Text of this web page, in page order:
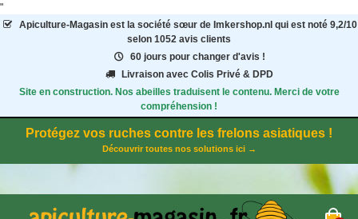
"
Apiculture-Magasinest la société sœur de Imkershop.nl qui est noté 9,2/10
selon 1052 avis clients
60 jours pour changer d'avis !
Livraison avec Colis Privé & DPD
Site en construction. Nos abeilles traduisent le contenu. Merci de votre
compréhension !
Protégez vos ruches contre les frelons asiatiques !
Découvrir toutes nos solutions ici →